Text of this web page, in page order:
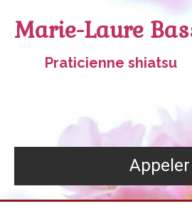
Marie-Laure
Praticienne shiatsu
Appeler